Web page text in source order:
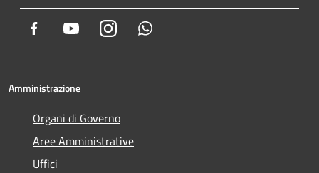
Facebook YoutubeInstagram
Amministrazione
Organi di Governo
Aree Amministrative
Uffici